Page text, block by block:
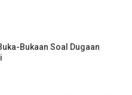
Bukaan Soal Dugaan